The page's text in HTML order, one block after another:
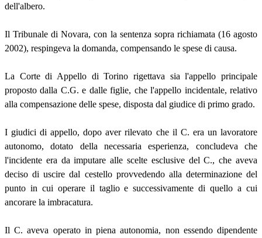
dell'albero.
Il Tribunale di Novara, con la sentenza sopra richiamata (16 agosto
2002), respingeva la domanda, compensando le spese di causa.
La Corte di Appello di Torino rigettava sia l'appello principale
proposto dalla C.G. e dalle figlie, che l'appello incidentale, relativo
alla compensazione delle spese, disposta dal giudice di primo grado.
I giudici di appello, dopo aver rilevato che il C. era un lavoratore
autonomo, dotato della necessaria esperienza, concludeva che
l'incidente era da imputare alle scelte esclusive del C., che aveva
deciso di uscire dal cestello provvedendo alla determinazione del
punto in cui operare il taglio e successivamente di quello a cui
ancorare la imbracatura.
Il C. aveva operato in piena autonomia, non essendo dipendente